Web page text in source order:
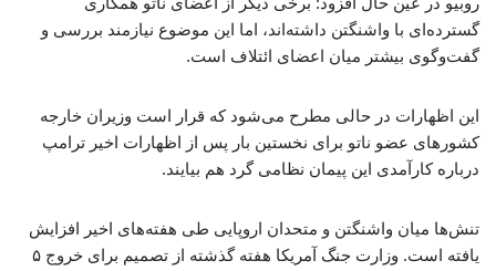
گسترده‌ای با واشنگتن داشته‌اند، اما این موضوع نیازمند بررسی و
گفت‌وگوی بیشتر میان اعضای ائتلاف است.
این اظهارات در حالی مطرح می‌شود که قرار است وزیران خارجه
کشورهای عضو ناتو برای نخستین بار پس از اظهارات اخیر ترامپ
درباره کارآمدی این پیمان نظامی گرد هم بیایند.
تنش‌ها میان واشنگتن و متحدان اروپایی طی هفته‌های اخیر افزایش
یافته است. وزارت جنگ آمریکا هفته گذشته از تصمیم برای خروج ۵